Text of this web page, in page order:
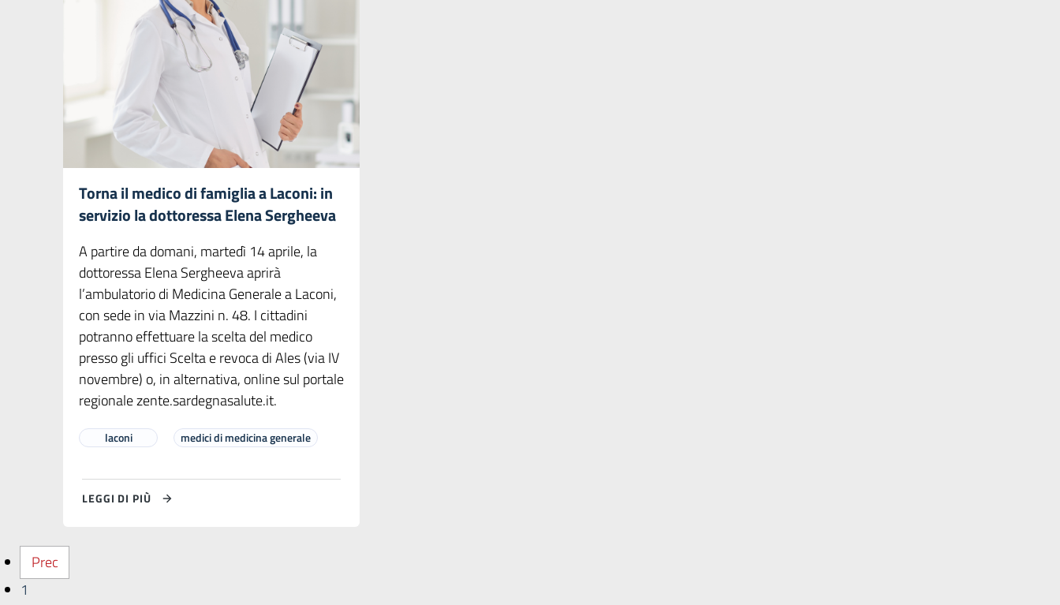
Torna il medico di famiglia a Laconi: in
servizio la dottoressa Elena Sergheeva
A partire da domani, martedì 14 aprile, la
dottoressa Elena Sergheeva aprirà
l’ambulatorio di Medicina Generale a Laconi,
con sede in via Mazzini n. 48. I cittadini
potranno effettuare la scelta del medico
presso gli uffici Scelta e revoca di Ales (via IV
novembre) o, in alternativa, online sul portale
regionale zente.sardegnasalute.it.
laconi medici di medicina generale
LEGGI DI PIÙ
Prec
1